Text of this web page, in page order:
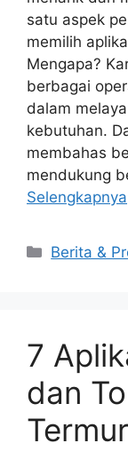
satu aspek
memilih
Mengapa?
berbagai
dalam
kebutuhan.
membahas
mendukung
Selengkapnya
Berita &
7
dan